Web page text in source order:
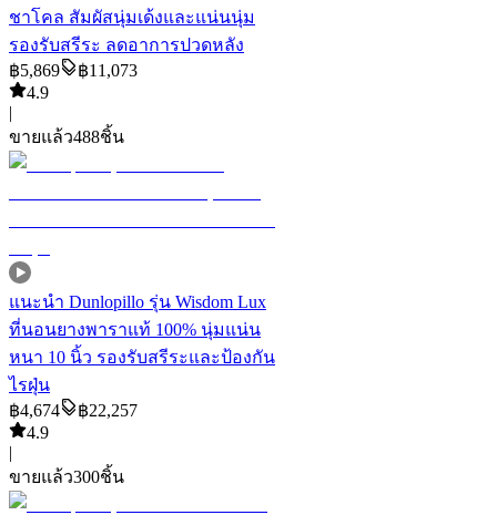
ชาโคล สัมผัสนุ่มเด้งและแน่นนุ่ม
รองรับสรีระ ลดอาการปวดหลัง
฿5,869 ฿11,073
4.9
|
ขายแล้ว488ชิ้น
แนะนำ Dunlopillo รุ่น Wisdom Lux
ที่นอนยางพาราแท้ 100% นุ่มแน่น
หนา 10 นิ้ว รองรับสรีระและป้องกัน
ไรฝุ่น
฿4,674 ฿22,257
4.9
|
ขายแล้ว300ชิ้น